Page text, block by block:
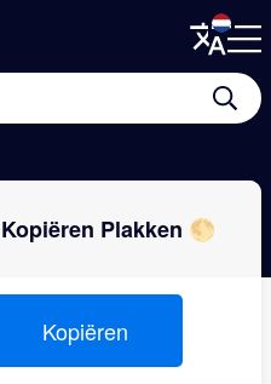
Plakken 🌕
Kopiëren